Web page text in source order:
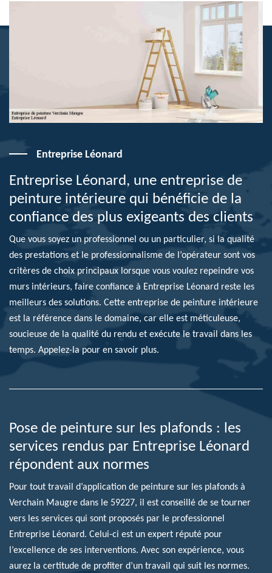
Entreprise Léonard
Entreprise Léonard, une entreprise de
peinture intérieure qui bénéficie de la
confiance des plus exigeants des clients
Que vous soyez un professionnel ou un particulier, si la qualité
des prestations et le professionnalisme de l’opérateur sont vos
critères de choix principaux lorsque vous voulez repeindre vos
murs intérieurs, faire confiance à Entreprise Léonard reste les
meilleurs des solutions. Cette entreprise de peinture intérieure
est la référence dans le domaine, car elle est méticuleuse,
soucieuse de la qualité du rendu et exécute le travail dans les
temps. Appelez-la pour en savoir plus.
Pose de peinture sur les plafonds : les
services rendus par Entreprise Léonard
répondent aux normes
Pour tout travail d’application de peinture sur les plafonds à
Verchain Maugre dans le 59227, il est conseillé de se tourner
vers les services qui sont proposés par le professionnel
Entreprise Léonard. Celui-ci est un expert réputé pour
l’excellence de ses interventions. Avec son expérience, vous
aurez la certitude de profiter d’un travail qui suit les normes.